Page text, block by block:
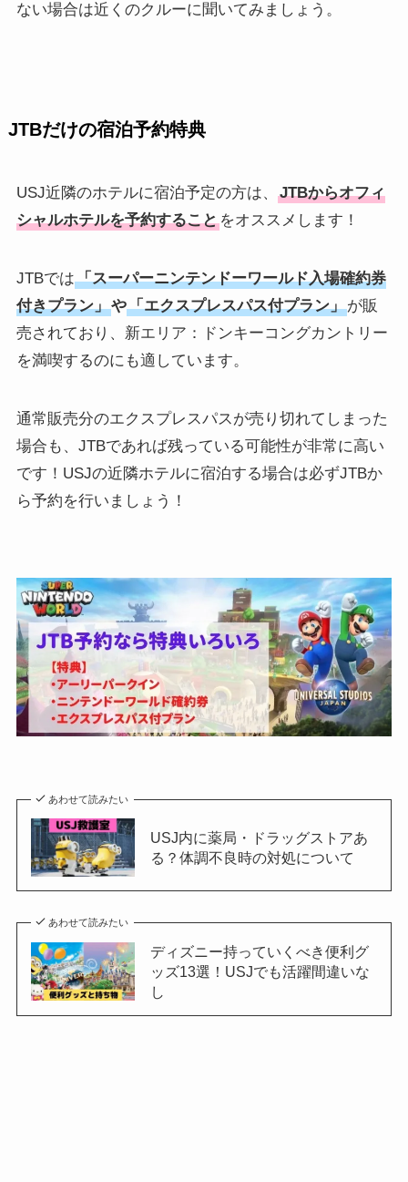
ない場合は近くのクルーに聞いてみましょう。
JTBだけの宿泊予約特典
USJ近隣のホテルに宿泊予定の方は、
JTBからオフィ
シャルホテルを予約することをオススメします！
JTBでは「スーパーニンテンドーワールド入場確約券
付きプラン」や「エクスプレスパス付プラン」が販
売されており、新エリア：ドンキーコングカントリー
を満喫するのにも適しています。
通常販売分のエクスプレスパスが売り切れてしまった
場合も、JTBであれば残っている可能性が非常に高い
です！USJの近隣ホテルに宿泊する場合は必ずJTBか
ら予約を行いましょう！
あわせて読みたい
USJ内に薬局・ドラッグストアあ
る？体調不良時の対処について
あわせて読みたい
ディズニー持っていくべき便利グ
ッズ13選！USJでも活躍間違いな
し